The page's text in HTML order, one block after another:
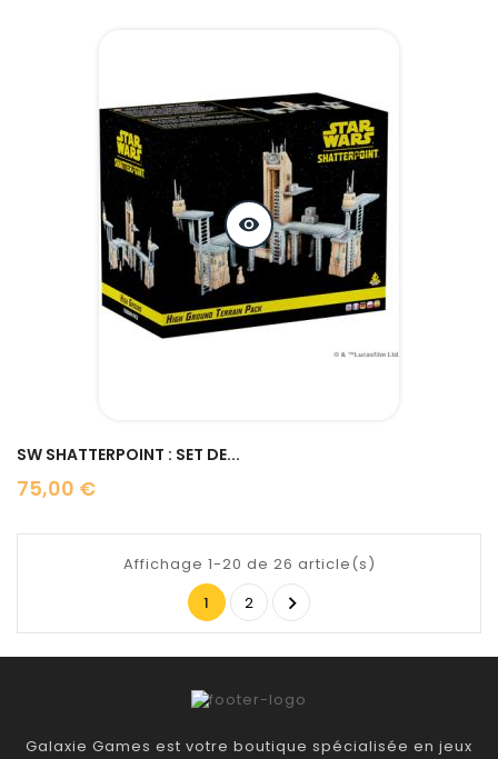
visibility
SW SHATTERPOINT : SET DE...
75,00 €
Prix
Affichage 1-20 de 26 article(s)
1
2 
Galaxie Games est votre boutique spécialisée en jeux